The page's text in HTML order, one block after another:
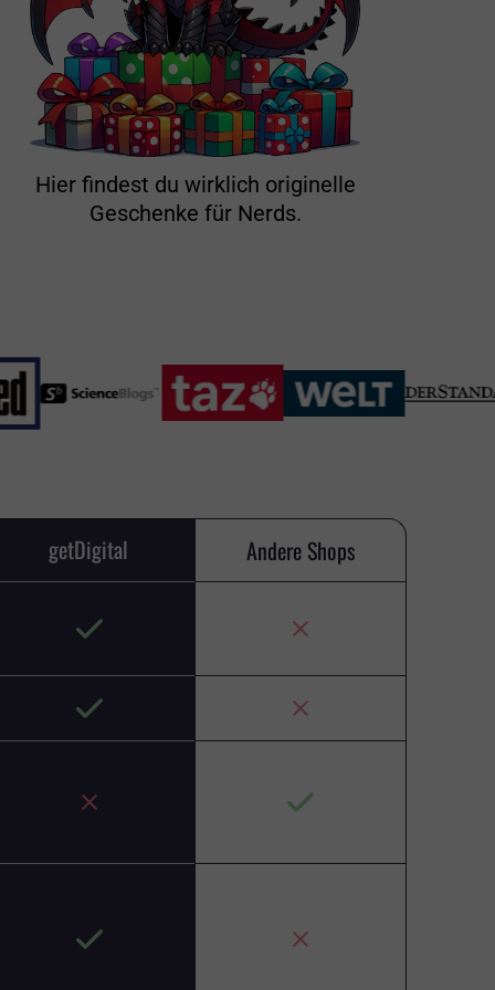
Hier findest du wirklich originelle
Geschenke für Nerds.
getDigital Andere Shops